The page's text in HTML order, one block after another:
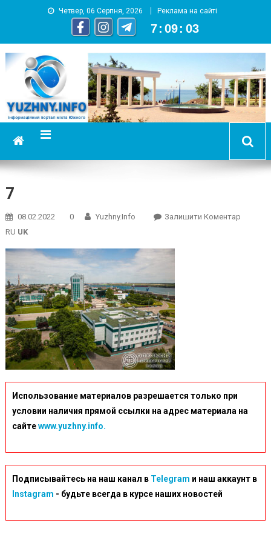
Четвер, 06 Серпня, 2026 Реклама на сайті
7 : 09 : 04
YUZHNY.INFO
информационный портал города Южный
7
08.02.2022 0 Yuzhny.info Залишити КоментарOn
RU UK
Использование материалов разрешается только при
условии наличия прямой ссылки на адрес материала на
сайтеwww.yuzhny.info.
Подписывайтесь на наш канал в Telegram и наш аккаунт в
Instagram - будьте всегда в курсе наших новостей